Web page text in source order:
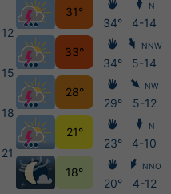
12
15
18
21
31°
33°
28°
21°
18°
34°
34°
29°
23°
20°
N
4-14
NNW
5-14
NW
5-12
N
4-10
NNO
4-12